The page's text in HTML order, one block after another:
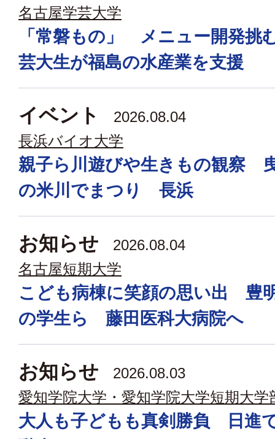
名古屋学芸大学
「常磐もの」 メニュー開発
芸大生が福島の水産業を支援
イベント
2026.08.04
長浜バイオ大学
親子ら川遊びや生きもの観察
の米川でまつり 長浜
お知らせ
2026.08.04
名古屋短期大学
こども病棟に笑顔の思い出 豊
の学生ら 藤田医科大病院へ
お知らせ
2026.08.03
愛知学院大学・愛知学院大学短期大学
大人も子どもも真剣勝負 日進